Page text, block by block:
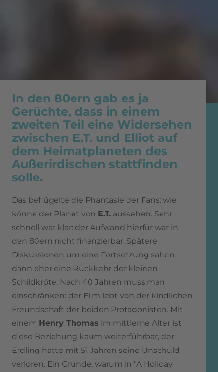
In den 80ern gab es ja
Gerüchte, dass in einem
zweiten Teil eine Widersehen
zwischen E.T. und Elliot auf
dem Heimatplaneten des
Außerirdischen stattfinden
solle.
Das beflügelte die Phantasie der Fans: wie
könne der Planet von E.T. aussehen. Sehr
schnell war klar: der Aufwand hierfür war in
den 80ern nicht finanzierbar. Spätere
Diskussionen um eine Fortsetzung sahen
dann eher eine Rückkehr der kleinen
Schildkröte. Nach 40 Jahren muss man
einschränken: der Film lebt von der kindlichen
Freundschaft der beiden Protagonisten. Mit
einem Henry Thomas im mittlerne Alter ist
diese Beziehung kaum weiterführbar, der
Erdling hätte mit 51 Jahren seine Unschuld
verloren. Ein Grunde, warum in "A Holiday